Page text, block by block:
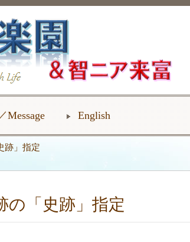
Message English
跡」指定
「史跡」指定